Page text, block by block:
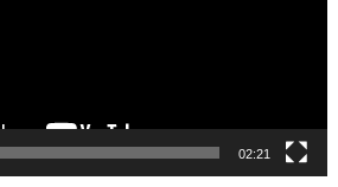
02:21